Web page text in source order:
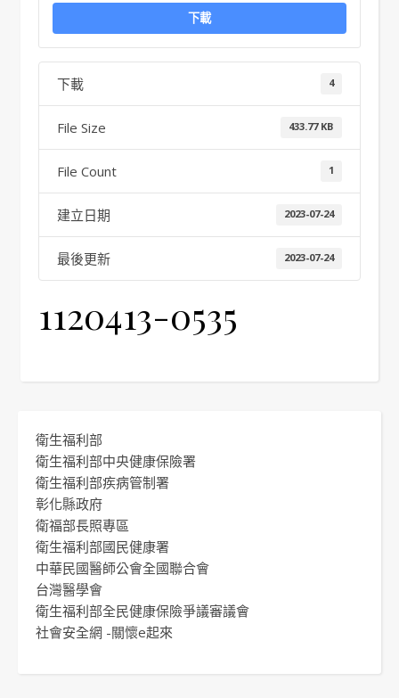
下載
下載 4
File Size 433.77 KB
File Count 1
建立日期 2023-07-24
最後更新 2023-07-24
1120413-0535
衛生福利部
衛生福利部中央健康保險署
衛生福利部疾病管制署
彰化縣政府
衛福部長照專區
衛生福利部國民健康署
中華民國醫師公會全國聯合會
台灣醫學會
衛生福利部全民健康保險爭議審議會
社會安全網 -關懷e起來